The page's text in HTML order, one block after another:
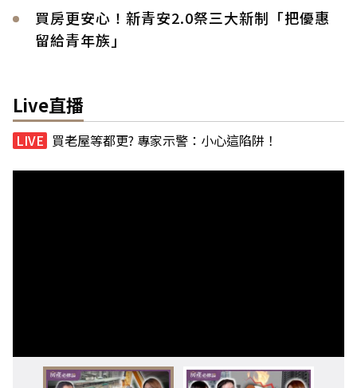
買房更安心！新青安2.0祭三大新制「把優惠
留給青年族」
Live直播
買老屋等都更? 專家示警：小心這陷阱！